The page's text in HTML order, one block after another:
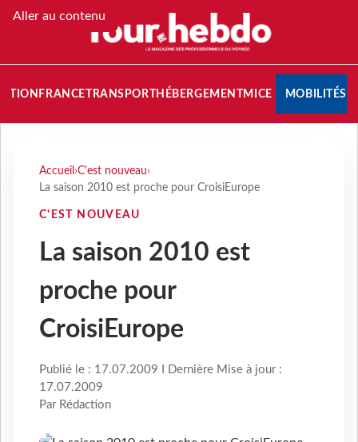
Aller au contenu
FRANCETRANSPORT HÉBERGEMENTMICE MOBILITÉS
Accueil ›C'est nouveau›
La saison 2010 est proche pour CroisiEurope
C'EST NOUVEAU
La saison 2010 est
proche pour
CroisiEurope
Publié le : 17.07.2009 I Dernière Mise à jour :
17.07.2009
Par Rédaction